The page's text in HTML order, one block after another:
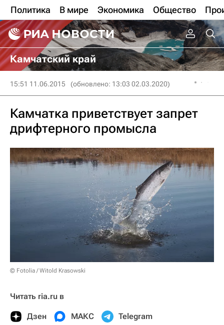
Политика В мире Экономика Общество
Камчатский край
15:51 11.06.2015 (обновлено: 13:03 02.03.2020)
Камчатка приветствует запрет
дрифтерного промысла
© Fotolia / Witold Krasowski
Читать ria.ru в
Дзен МАКС Telegram